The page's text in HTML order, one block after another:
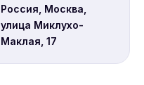
Россия, Москва,
улица Миклухо-
Маклая, 17